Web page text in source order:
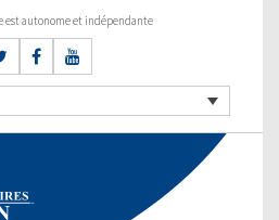
est autonome et indépendante